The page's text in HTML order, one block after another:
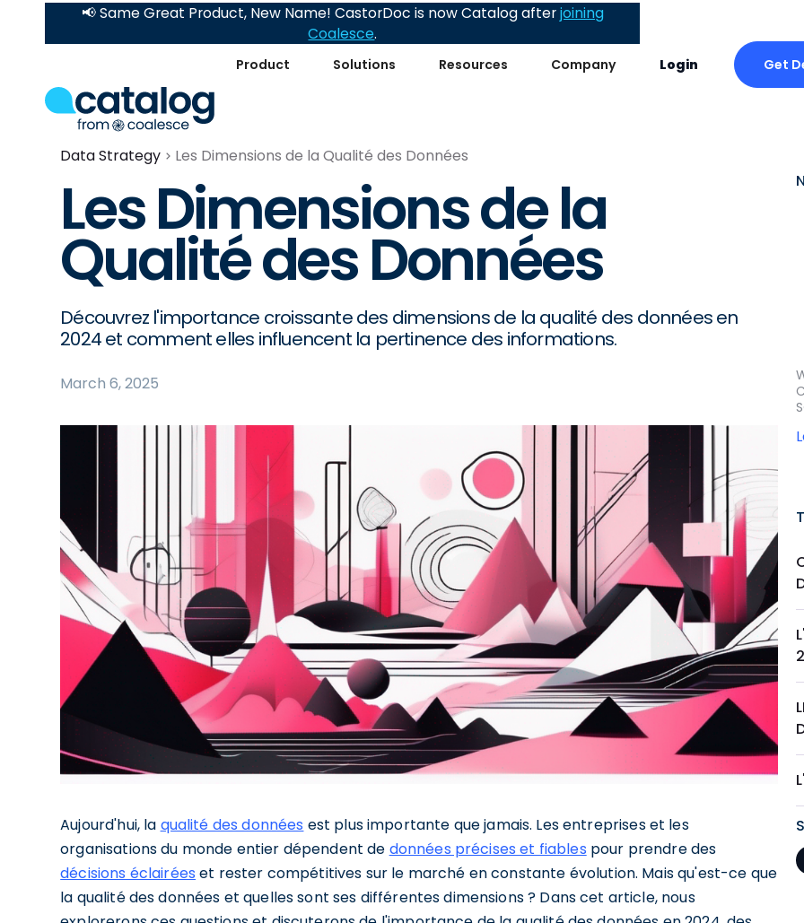
Product Solutions Resources Company Login Get
📢 Same Great Product, New Name! CastorDoc is now Catalog afterjoining
Coalesce.
Data Strategy Les Dimensions de la Qualité des Données
Les Dimensions de la
Qualité des Données
Découvrez l'importance croissante des dimensions de la qualité des données en
2024 et comment elles influencent la pertinence des informations.
March 6, 2025
Aujourd'hui, la qualité des données est plus importante que jamais. Les entreprises et les
organisations du monde entier dépendent de données précises et fiables pour prendre des
décisions éclairées et rester compétitives sur le marché en constante évolution. Mais qu'est-ce que
la qualité des données et quelles sont ses différentes dimensions ? Dans cet article, nous